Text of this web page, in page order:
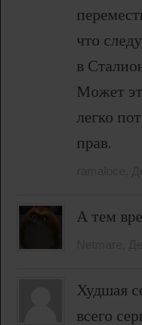
что
в
Может
легко
прав.
А тем
Худшая
всего